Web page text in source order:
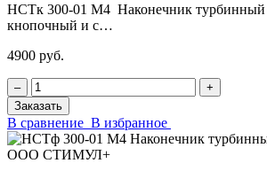
НСТк 300-01 М4 Наконечник турбинный
кнопочный и с…
4900 руб.
‒
+
Заказать
В сравнение В избранное